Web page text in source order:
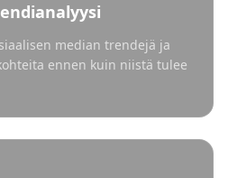
median trendejä ja
ennen kuin niistä tulee